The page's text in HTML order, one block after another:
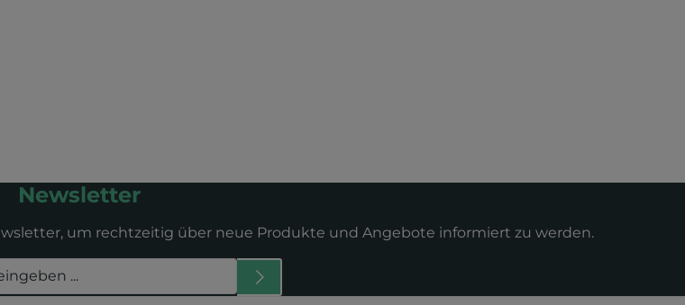
Newsletter
um rechtzeitig über neue Produkte und Angebote informiert zu werden.